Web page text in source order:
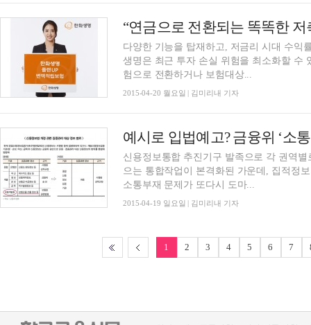
“연금으로 전환되는 똑똑한 저
다양한 기능을 탑재하고, 저금리 시대 수익
생명은 최근 투자 손실 위험을 최소화할 수
험으로 전환하거나 보험대상...
2015-04-20 월요일 | 김미리내 기자
예시로 입법예고? 금융위 ‘소
신용정보통합 추진기구 발족으로 각 권역
으는 통합작업이 본격화된 가운데, 집적정
소통부재 문제가 또다시 도마...
2015-04-19 일요일 | 김미리내 기자
1 2 3 4 5 6 7